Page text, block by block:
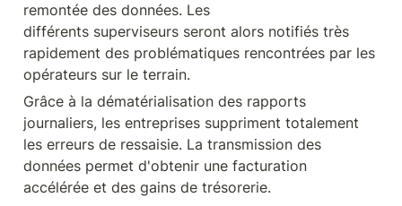
remontée des données. Les
différents superviseurs seront alors notifiés très
rapidement des problématiques rencontrées par les
opérateurs sur le terrain.
Grâce à la dématérialisation des rapports
journaliers, les entreprises suppriment totalement
les erreurs de ressaisie. La transmission des
données permet d'obtenir une facturation
accélérée et des gains de trésorerie.